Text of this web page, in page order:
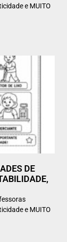
e MUITO
DE
e MUITO